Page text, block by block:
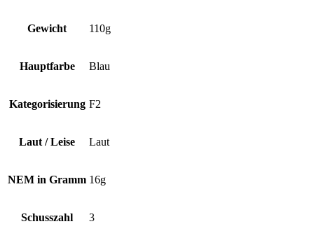
Gewicht 110g
Hauptfarbe Blau
Kategorisierung F2
Laut / Leise Laut
NEM in Gramm 16g
Schusszahl 3